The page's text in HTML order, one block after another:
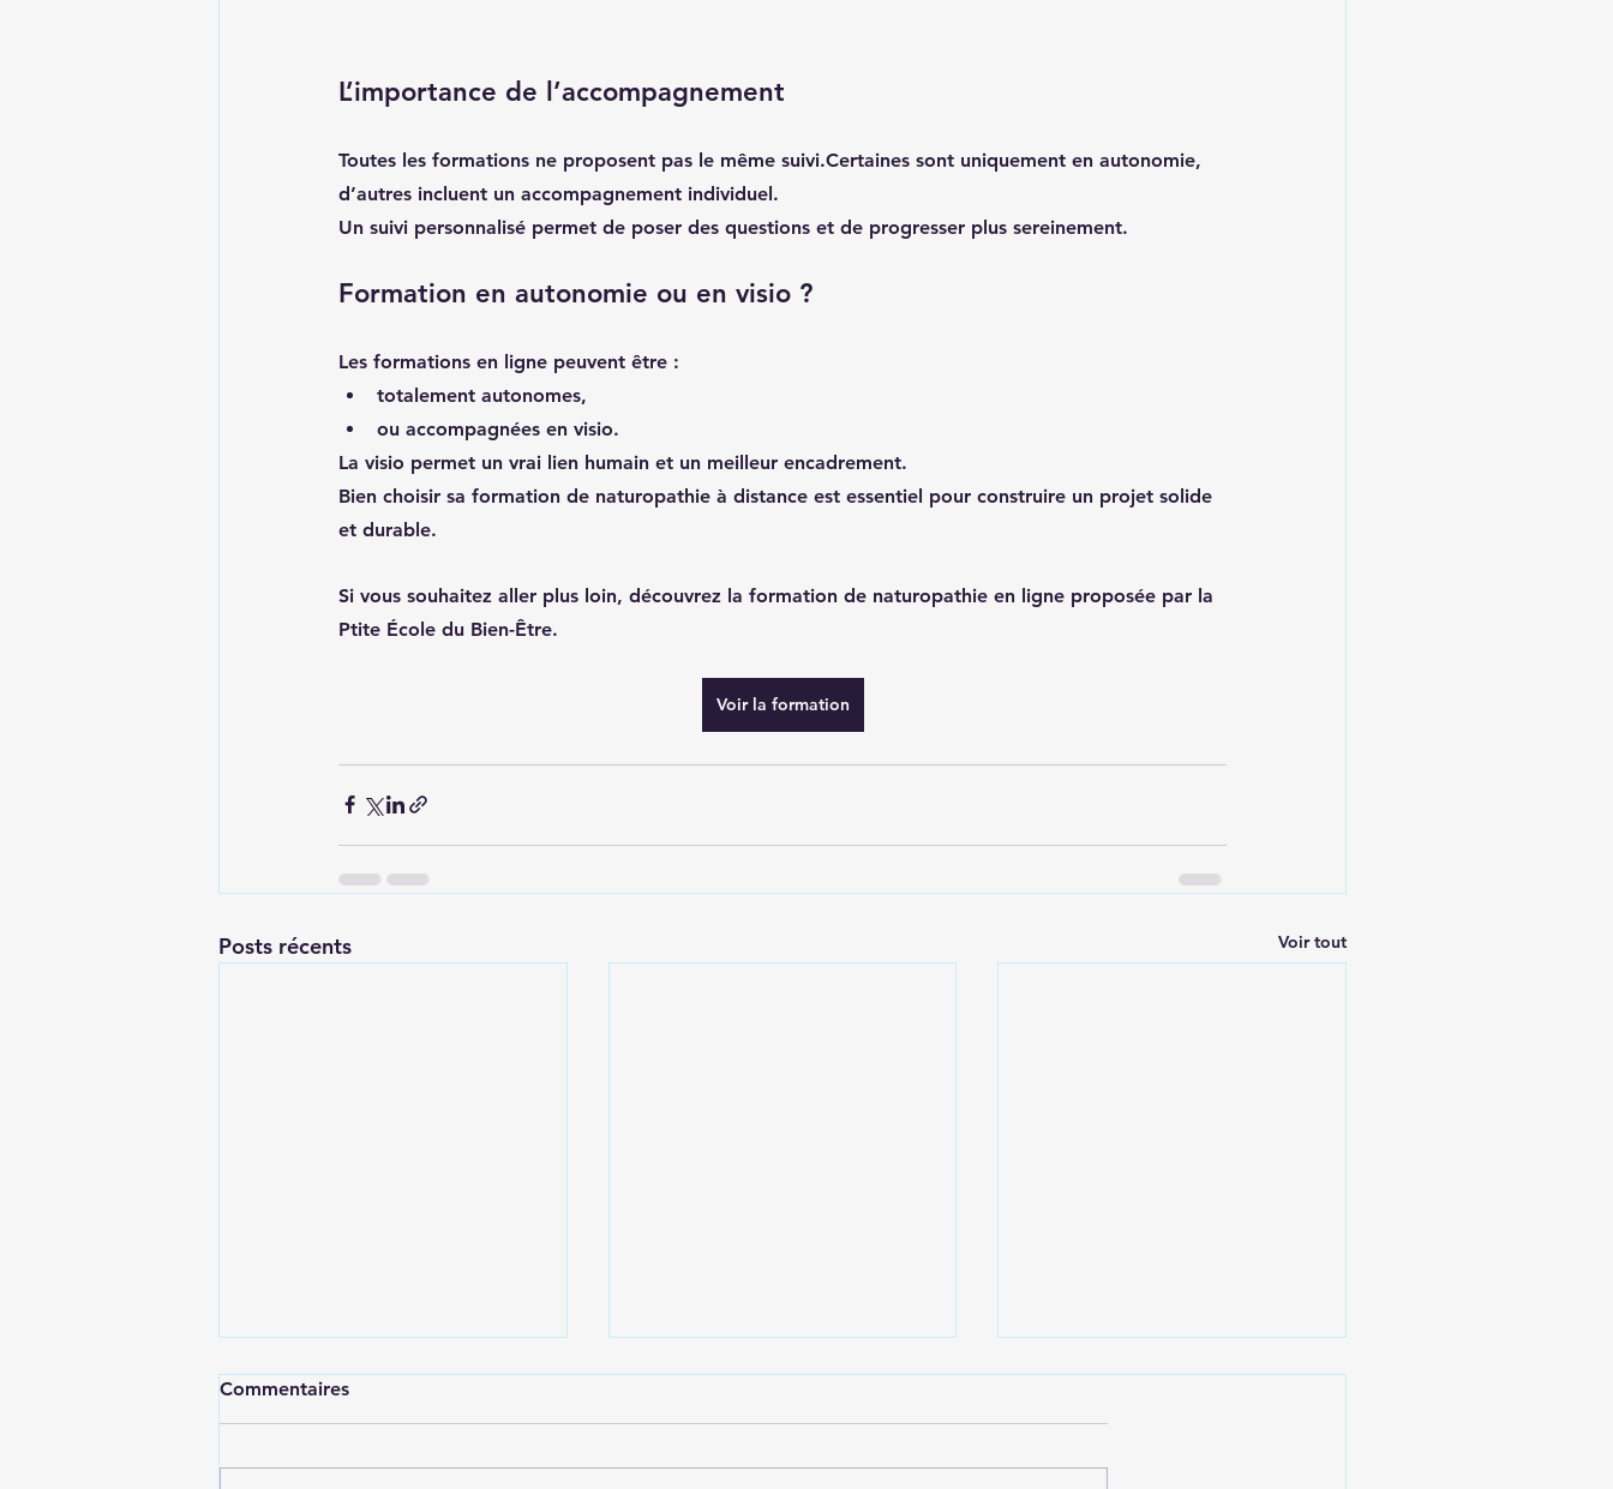
L’importance de l’accompagnement
Toutes les formations ne proposent pas le même suivi.Certaines sont uniquement en autonomie,
d’autres incluent un accompagnement individuel.
Un suivi personnalisé permet de poser des questions et de progresser plus sereinement.
Formation en autonomie ou en visio ?
Les formations en ligne peuvent être :
totalement autonomes,
ou accompagnées en visio.
La visio permet un vrai lien humain et un meilleur encadrement.
Bien choisir sa formation de naturopathie à distance est essentiel pour construire un projet solide
et durable.
Si vous souhaitez aller plus loin, découvrez la formation de naturopathie en ligne proposée par la
Ptite École du Bien-Être.
Voir la formation
Posts récents Voir tout
🌿 Et si une reconversion
Commentaires